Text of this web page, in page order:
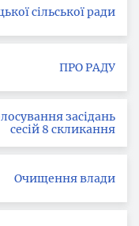
сільської ради
ПРО РАДУ
засідань
сесій 8 скликання
Очищення влади